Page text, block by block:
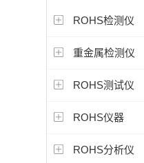
ROHS检测仪
重金属检测仪
ROHS测试仪
ROHS仪器
ROHS分析仪